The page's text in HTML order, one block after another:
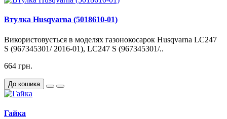
Втулка Husqvarna (5018610-01)
Використовується в моделях газонокосарок Husqvarna LC247
S (967345301/ 2016-01), LC247 S (967345301/..
664 грн.
До кошика
Гайка